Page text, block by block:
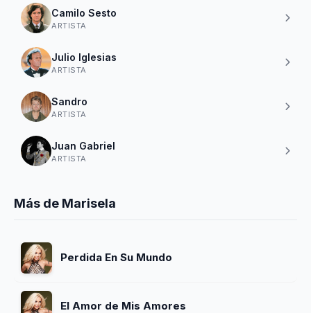
Camilo Sesto
ARTISTA
Julio Iglesias
ARTISTA
Sandro
ARTISTA
Juan Gabriel
ARTISTA
Más de Marisela
Perdida En Su Mundo
El Amor de Mis Amores